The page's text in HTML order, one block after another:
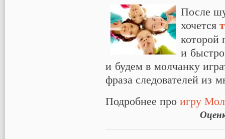
После
хочется
которой
и
и будем в молчанку
фраза следователей из
Подробнее про игру